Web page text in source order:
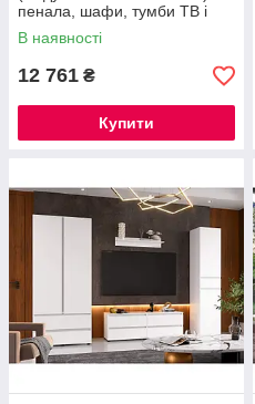
пенала, шафи, тумби ТВ і
полиці
В наявності
12 761 ₴
Купити